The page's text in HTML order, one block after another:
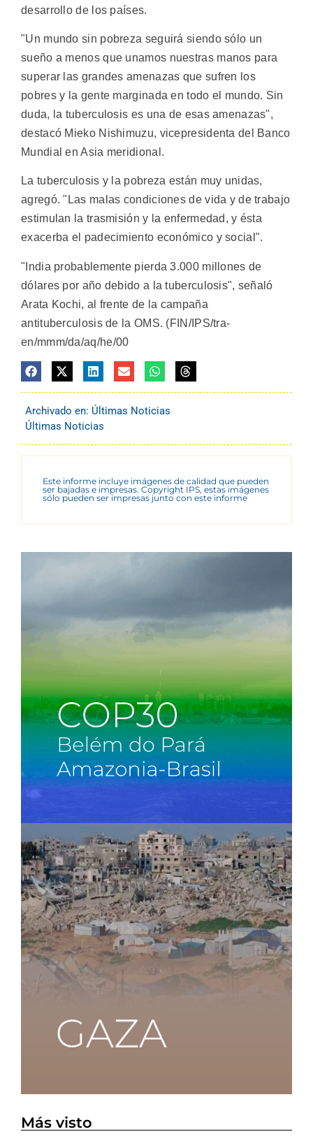
desarrollo de los países.
"Un mundo sin pobreza seguirá siendo sólo un
sueño a menos que unamos nuestras manos para
superar las grandes amenazas que sufren los
pobres y la gente marginada en todo el mundo. Sin
duda, la tuberculosis es una de esas amenazas",
destacó Mieko Nishimuzu, vicepresidenta del Banco
Mundial en Asia meridional.
La tuberculosis y la pobreza están muy unidas,
agregó. "Las malas condiciones de vida y de trabajo
estimulan la trasmisión y la enfermedad, y ésta
exacerba el padecimiento económico y social".
"India probablemente pierda 3.000 millones de
dólares por año debido a la tuberculosis", señaló
Arata Kochi, al frente de la campaña
antituberculosis de la OMS. (FIN/IPS/tra-
en/mmm/da/aq/he/00
Archivado en: Últimas Noticias
Últimas Noticias
Este informe incluye imágenes de calidad que pueden
ser bajadas e impresas. Copyright IPS, estas imágenes
sólo pueden ser impresas junto con este informe
Más visto